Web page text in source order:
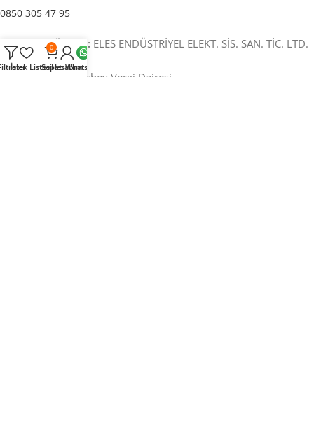
0850 305 47 95
Tam Ticari Ünvan: ELES ENDÜSTRİYEL ELEKT. SİS. SAN. TİC. LTD.
ŞTİ.
İlyasbey Vergi Dairesi
İstek Listesi
0
SepetHesabım
Whatsapp